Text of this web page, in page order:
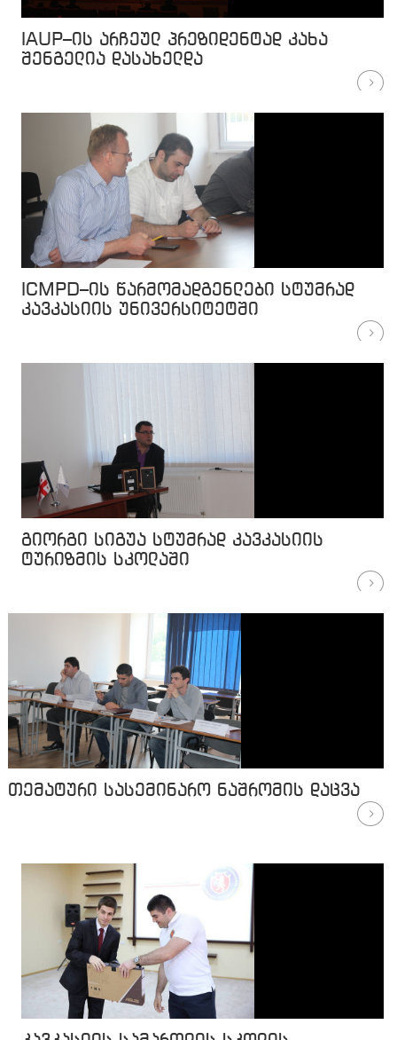
IAUP–ის არჩეულ პრეზიდენტად კახა
შენგელია დასახელდა
ICMPD–ის წარმომადგენლები სტუმრად
კავკასიის უნივერსიტეტში
გიორგი სიგუა სტუმრად კავკასიის
ტურიზმის სკოლაში
თემატური სასემინარო ნაშრომის დაცვა